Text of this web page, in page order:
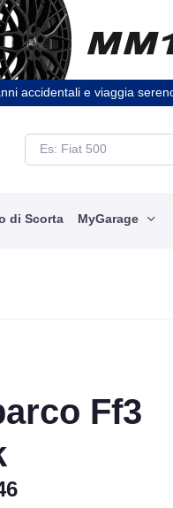
accidentali e viaggia
di Scorta MyGarage
Ff3